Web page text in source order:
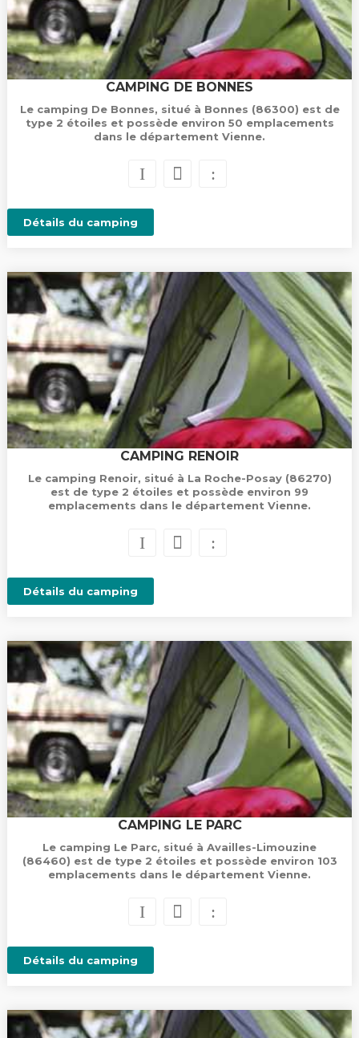
CAMPING DE BONNES
Le camping De Bonnes, situé à Bonnes (86300) est de
type 2 étoiles et possède environ 50 emplacements
dans le département Vienne.
Détails du camping
CAMPING RENOIR
Le camping Renoir, situé à La Roche-Posay (86270)
est de type 2 étoiles et possède environ 99
emplacements dans le département Vienne.
Détails du camping
CAMPING LE PARC
Le camping Le Parc, situé à Availles-Limouzine
(86460) est de type 2 étoiles et possède environ 103
emplacements dans le département Vienne.
Détails du camping